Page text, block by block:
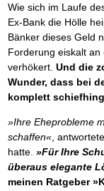
Wie sich im Laufe
Ex-Bank die Hölle
Bänker dieses Geld
Forderung eiskalt
verhökert. Und die
Wunder, dass bei
komplett
»Ihre Eheprobleme
schaffen«,
hatte. »Für Ihre
überaus elegante
meinen Ratgeber